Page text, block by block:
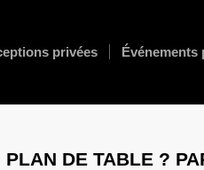
privées Événements
DE TABLE ?